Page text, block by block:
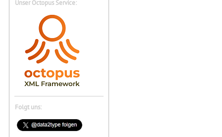
Unser Octopus Service:
Folgt uns: